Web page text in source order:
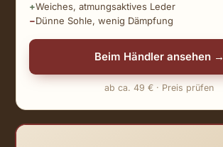
Weiches, atmungsaktives Leder
Dünne Sohle, wenig Dämpfung
Beim Händler ansehen →
ab ca. 49 € · Preis prüfen